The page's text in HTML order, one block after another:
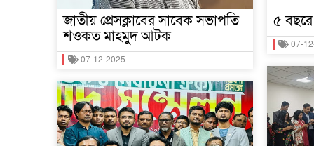
জাতীয় প্রেসক্লাবের সাবেক সভাপতি
শওকত মাহমুদ আটক
07-12-2025
৫
07-